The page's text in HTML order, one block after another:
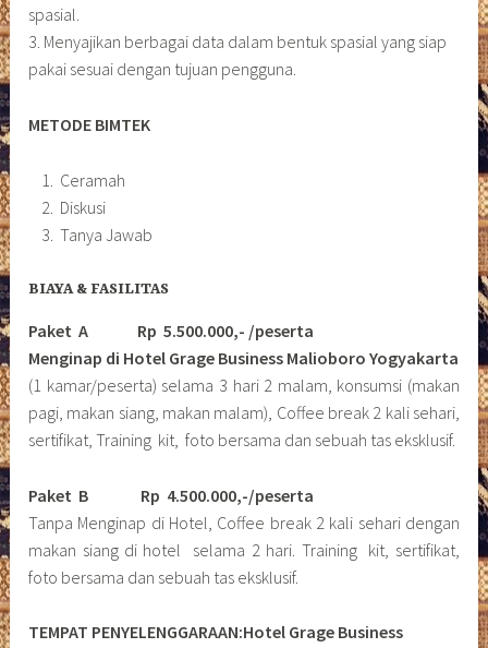
spasial.
3. Menyajikan berbagai data dalam bentuk spasial yang siap
pakai sesuai dengan tujuan pengguna.
METODE BIMTEK
Ceramah
Diskusi
Tanya Jawab
BIAYA & FASILITAS
Paket A Rp 5.500.000,- /peserta
Menginap di Hotel Grage Business Malioboro Yogyakarta
(1 kamar/peserta) selama 3 hari 2 malam, konsumsi (makan
pagi, makan siang, makan malam), Coffee break 2 kali sehari,
sertifikat, Training kit, foto bersama dan sebuah tas eksklusif.
Paket B
Rp 4.500.000,-/peserta
Tanpa Menginap di Hotel, Coffee break 2 kali sehari dengan
makan siang di hotel selama 2 hari. Training kit, sertifikat,
foto bersama dan sebuah tas eksklusif.
TEMPAT PENYELENGGARAAN:Hotel Grage Business